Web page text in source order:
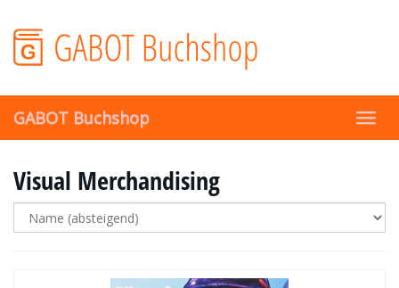
main
content
GABOT Buchshop
Visual Merchandising